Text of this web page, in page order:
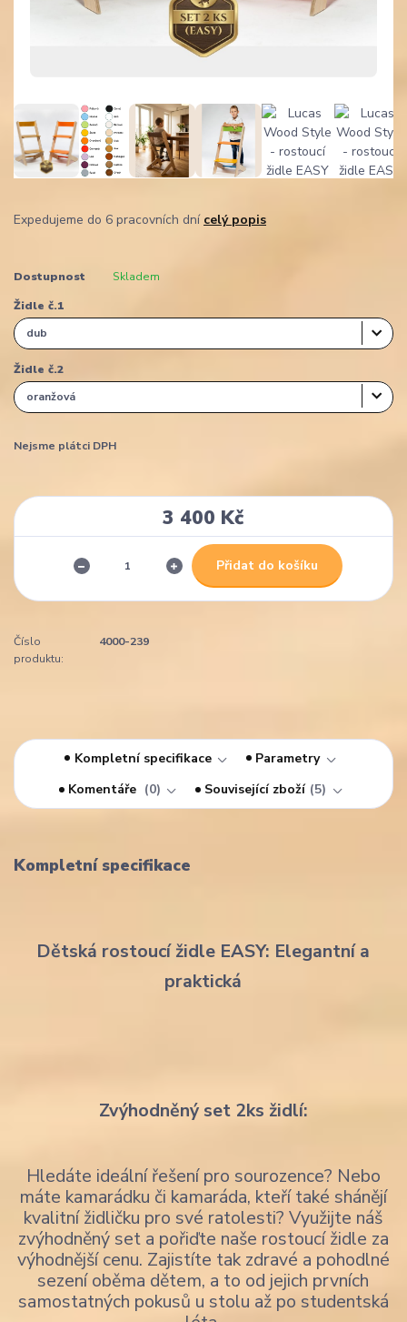
Expedujeme do 6 pracovních dní celý popis
Dostupnost Skladem
Židle č.1
Židle č.2
Nejsme plátci DPH
3 400 Kč
Přidat do košíku
Číslo
produktu:
4000-239
Kompletní specifikace
Parametry
Komentáře
0 Související zboží 5
Kompletní specifikace
Dětská rostoucí židle EASY: Elegantní a
praktická
Zvýhodněný set 2ks židlí:
Hledáte ideální řešení pro sourozence? Nebo
máte kamarádku či kamaráda, kteří také shánějí
kvalitní židličku pro své ratolesti? Využijte náš
zvýhodněný set a pořiďte naše rostoucí židle za
výhodnější cenu. Zajistíte tak zdravé a pohodlné
sezení oběma dětem, a to od jejich prvních
samostatných pokusů u stolu až po studentská